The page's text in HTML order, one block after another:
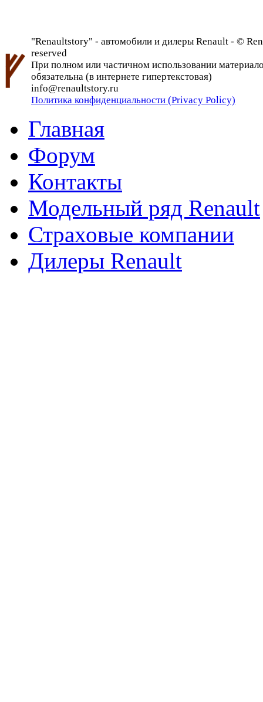
"Renaultstory" - автомобили и дилеры Renault - ©
reserved
При полном или частичном использовании
обязательна (в интернете гипертекстовая)
info@renaultstory.ru
Политика конфиденциальности (Privacy Policy)
Главная
Форум
Контакты
Модельный ряд Renault
Страховые компании
Дилеры Renault